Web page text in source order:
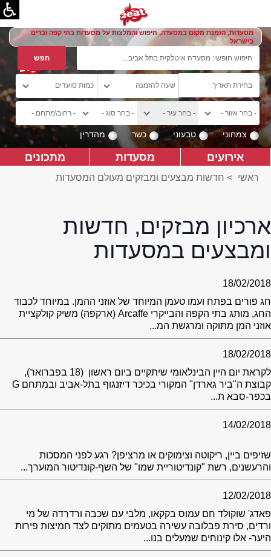
מסעדות, הזמנת מקום במסעדה, חיפוש והמלצות על מסעדות בתי קפה וברים
בישראל
צמחוני טבעוני כשר מהדרין
אירועים מסעדות מתכונים
ראשי > חדשות מבצעים ומבזקים מעולם המסעדות
ארכיון מבזקים, חדשות
ומבצעים במסעדות
18/02/2018
חג פורים בפתח ועמו טעמן המיוחד של אוזני ההמן. במיוחד לכבוד
החג, מותג בתי הקפה והבייקרי Arcaffe (ארקפה) משיק קולקציית
אוזני המן מתוקה ומרגשת המ...
18/02/2018
לקראת יום היין הבינלאומי שיתקיים ביום ראשון (18 בפברואר),
קבוצת ה"ביר גארדן" המקורי בכיכר דיזנגוף בתל-אביב ובמתחם G
בכפר-סבא ת...
14/02/2018
שזיפים ביין, ריקוטה וצימוקים או מרציפן? רגע לפני המסכות
והרעשנים, רשת "קונדיטוריית שמו" של השף-קונדיטור המוערך...
12/02/2018
פאדג' שוקולד חם עמוס בקקאו, מלבי עם שכבה ורדרדה של מי
ורדים, סירת פבלובה עשירה בטעמים מתוקים לצד חמיצות פירות
היער- אלו קינוחים שמעלים בנו...